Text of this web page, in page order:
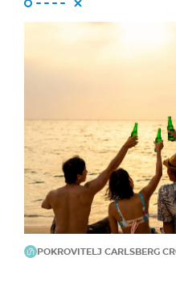
POKROVITELJ CARLSBERG